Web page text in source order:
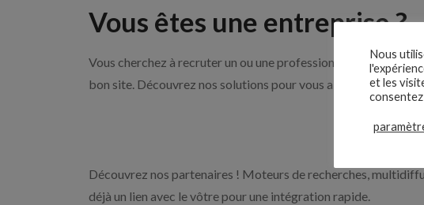
Vous êtes une entreprise ?
Vous cherchez à recruter un ou une professionnelle de
bon site. Découvrez nos solutions pour vous aider à recruter
Découvrez nos partenaires ! Moteurs de recherches,
déjà un lien avec le vôtre pour une intégration rapide.
Nous
et les